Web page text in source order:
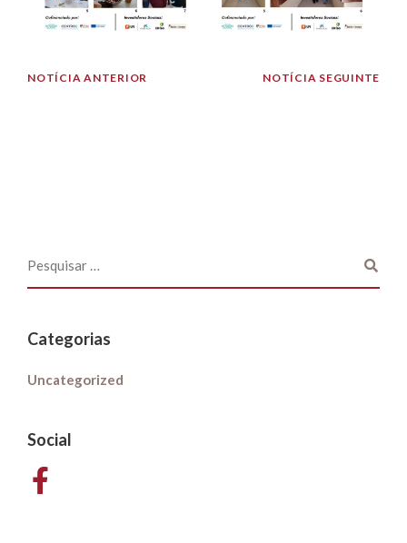
NOTÍCIA ANTERIOR NOTÍCIA SEGUINTE
Categorias
Uncategorized
Social